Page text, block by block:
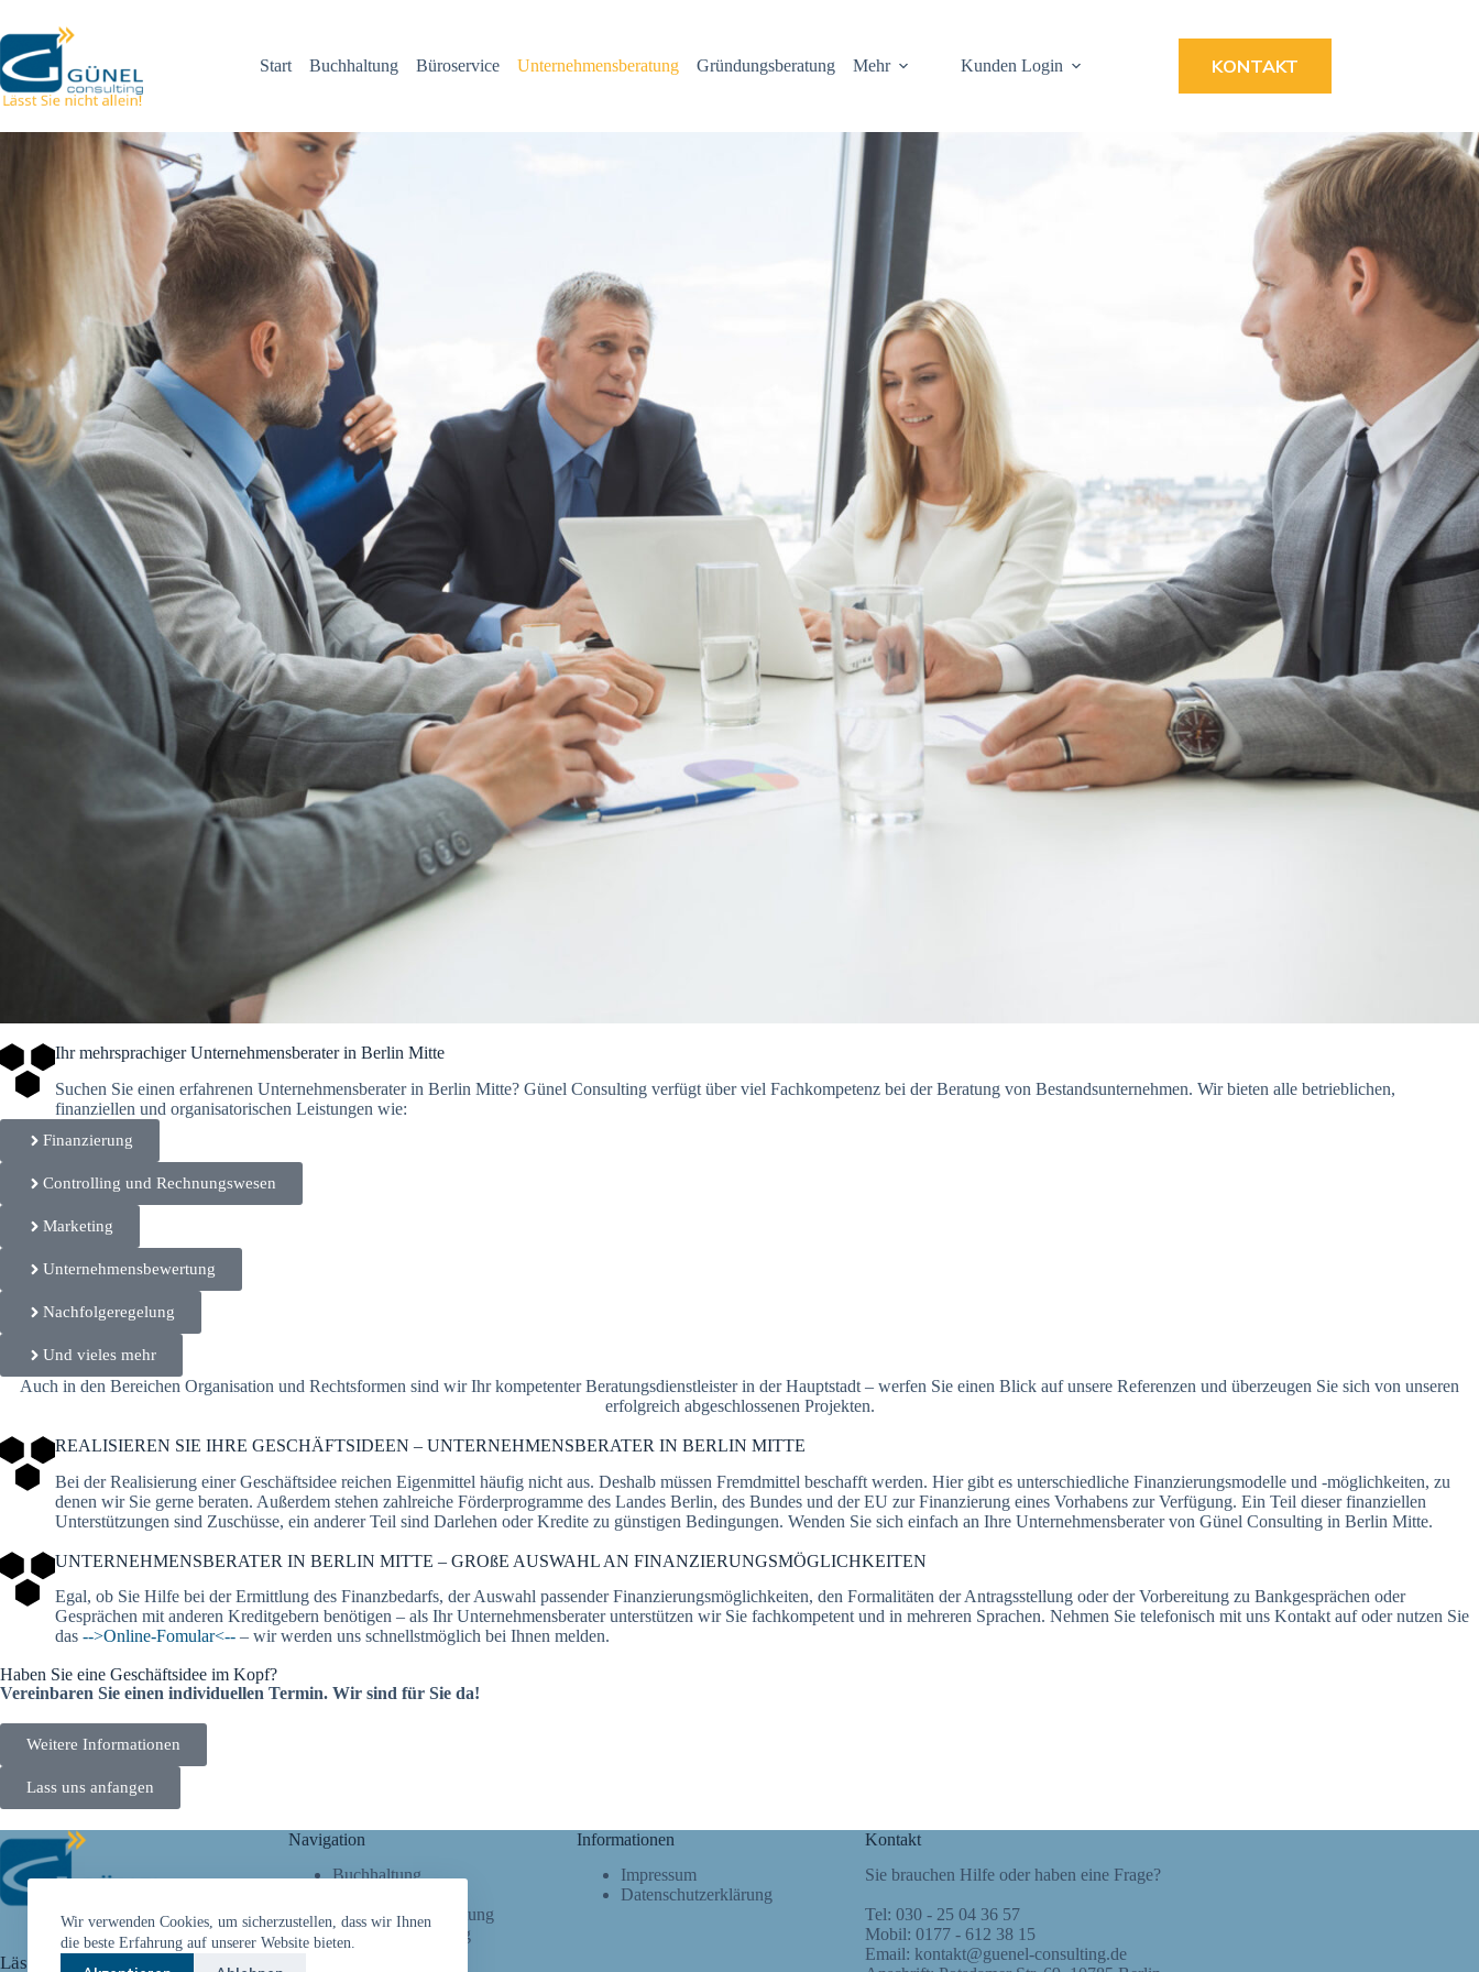
Wir verwenden Cookies, um sicherzustellen, dass wir Ihnen
die beste Erfahrung auf unserer Website bieten.
Start Buchhaltung Büroservice Unternehmensberatung Gründungsberatung Mehr Kunden Login KONTAKT
Unternehmensberatung
Ihr mehrsprachiger Unternehmensberater in Berlin Mitte
Suchen Sie einen erfahrenen Unternehmensberater in Berlin Mitte? Günel Consulting verfügt über viel Fachkompetenz bei der Beratung von Bestandsunternehmen. Wir bieten alle betrieblichen,
finanziellen und organisatorischen Leistungen wie:
Finanzierung
Controlling und Rechnungswesen
Marketing
Unternehmensbewertung
Nachfolgeregelung
Und vieles mehr
Auch in den Bereichen Organisation und Rechtsformen sind wir Ihr kompetenter Beratungsdienstleister in der Hauptstadt – werfen Sie einen Blick auf unsere Referenzen und überzeugen Sie sich von unseren
erfolgreich abgeschlossenen Projekten.
REALISIEREN SIE IHRE GESCHÄFTSIDEEN – UNTERNEHMENSBERATER IN BERLIN MITTE
Bei der Realisierung einer Geschäftsidee reichen Eigenmittel häufig nicht aus. Deshalb müssen Fremdmittel beschafft werden. Hier gibt es unterschiedliche Finanzierungsmodelle und -möglichkeiten, zu
denen wir Sie gerne beraten. Außerdem stehen zahlreiche Förderprogramme des Landes Berlin, des Bundes und der EU zur Finanzierung eines Vorhabens zur Verfügung. Ein Teil dieser finanziellen
Unterstützungen sind Zuschüsse, ein anderer Teil sind Darlehen oder Kredite zu günstigen Bedingungen. Wenden Sie sich einfach an Ihre Unternehmensberater von Günel Consulting in Berlin Mitte.
UNTERNEHMENSBERATER IN BERLIN MITTE – GROßE AUSWAHL AN FINANZIERUNGSMÖGLICHKEITEN
Egal, ob Sie Hilfe bei der Ermittlung des Finanzbedarfs, der Auswahl passender Finanzierungsmöglichkeiten, den Formalitäten der Antragsstellung oder der Vorbereitung zu Bankgesprächen oder
Gesprächen mit anderen Kreditgebern benötigen – als Ihr Unternehmensberater unterstützen wir Sie fachkompetent und in mehreren Sprachen. Nehmen Sie telefonisch mit uns Kontakt auf oder nutzen Sie
das -->Online-Fomular<-- – wir werden uns schnellstmöglich bei Ihnen melden.
Haben Sie eine Geschäftsidee im Kopf?
Vereinbaren Sie einen individuellen Termin. Wir sind für Sie da!
Weitere Informationen
Lass uns anfangen
Lässt Sie nicht allein!
Navigation
Buchhaltung
Unternehmensberatung
Gründungsberatung
Informationen
Impressum
Datenschutzerklärung
Kontakt
Sie brauchen Hilfe oder haben eine Frage?
Tel: 030 - 25 04 36 57
Mobil: 0177 - 612 38 15
Email: kontakt@guenel-consulting.de